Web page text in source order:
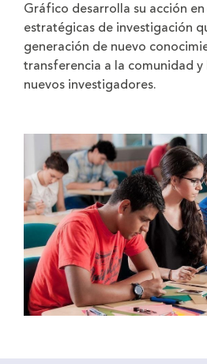
Gráfico desarrolla su acción
estratégicas de investigación
generación de nuevo
transferencia a la comunidad
nuevos investigadores.